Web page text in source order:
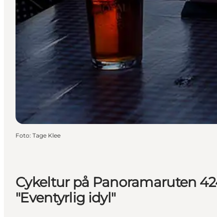
Foto: Tage Klee
Cykeltur på Panoramaruten
"Eventyrlig idyl"